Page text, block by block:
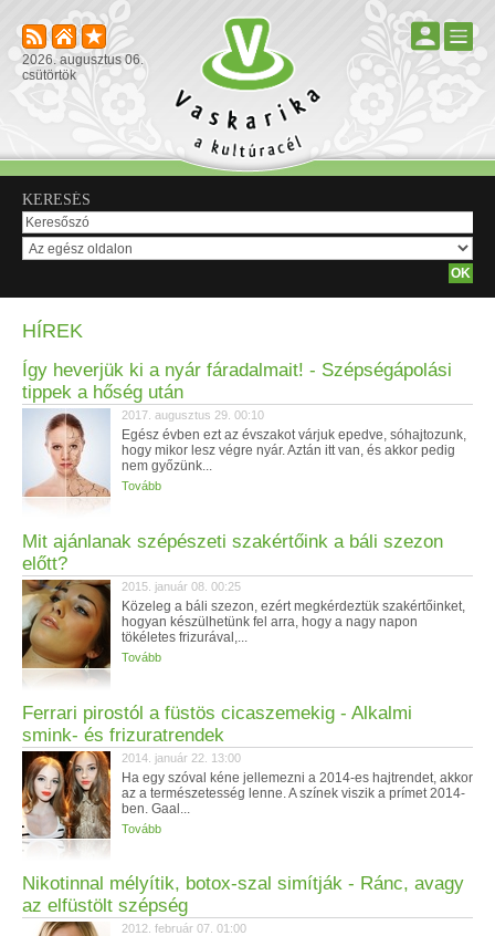
2026. augusztus 06.
csütörtök
KERESÉS
HÍREK
Így heverjük ki a nyár fáradalmait! - Szépségápolási
tippek a hőség után
2017. augusztus 29. 00:10
Egész évben ezt az évszakot várjuk epedve, sóhajtozunk,
hogy mikor lesz végre nyár. Aztán itt van, és akkor pedig
nem győzünk...
Tovább
Mit ajánlanak szépészeti szakértőink a báli szezon
előtt?
2015. január 08. 00:25
Közeleg a báli szezon, ezért megkérdeztük szakértőinket,
hogyan készülhetünk fel arra, hogy a nagy napon
tökéletes frizurával,...
Tovább
Ferrari pirostól a füstös cicaszemekig - Alkalmi
smink- és frizuratrendek
2014. január 22. 13:00
Ha egy szóval kéne jellemezni a 2014-es hajtrendet, akkor
az a természetesség lenne. A színek viszik a prímet 2014-
ben. Gaal...
Tovább
Nikotinnal mélyítik, botox-szal simítják - Ránc, avagy
az elfüstölt szépség
2012. február 07. 01:00